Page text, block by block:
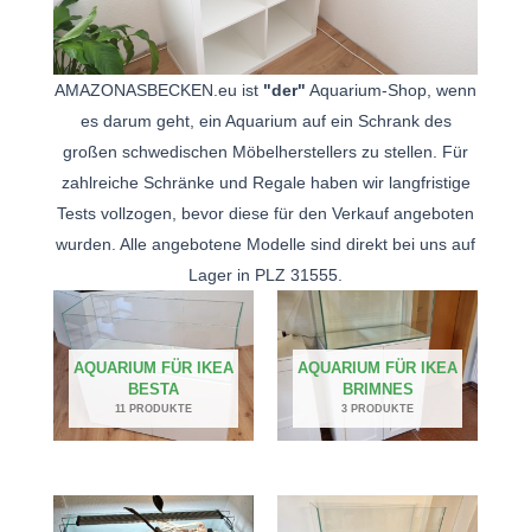
AMAZONASBECKEN.eu ist "der" Aquarium-Shop, wenn
es darum geht, ein Aquarium auf ein Schrank des
großen schwedischen Möbelherstellers zu stellen. Für
zahlreiche Schränke und Regale haben wir langfristige
Tests vollzogen, bevor diese für den Verkauf angeboten
wurden. Alle angebotene Modelle sind direkt bei uns auf
Lager in PLZ 31555.
AQUARIUM FÜR IKEA
BESTA
11 PRODUKTE
AQUARIUM FÜR IKEA
BRIMNES
3 PRODUKTE